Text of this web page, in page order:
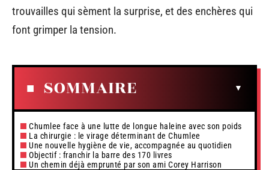
trouvailles qui sèment la surprise, et des enchères qui
font grimper la tension.
SOMMAIRE
Chumlee face à une lutte de longue haleine avec son poids
La chirurgie : le virage déterminant de Chumlee
Une nouvelle hygiène de vie, accompagnée au quotidien
Objectif : franchir la barre des 170 livres
Un chemin déjà emprunté par son ami Corey Harrison